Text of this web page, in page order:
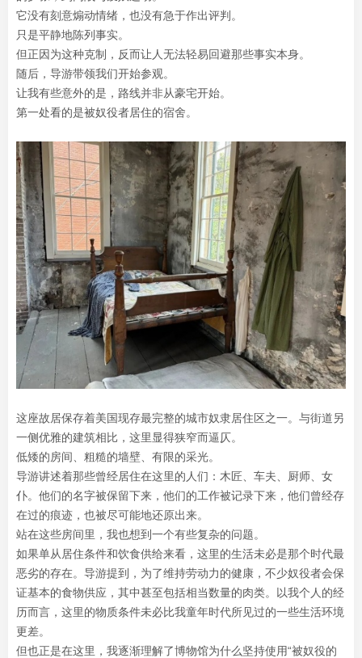
它没有刻意煽动情绪，也没有急于作出评判。
只是平静地陈列事实。
但正因为这种克制，反而让人无法轻易回避那些事实本身。
随后，导游带领我们开始参观。
让我有些意外的是，路线并非从豪宅开始。
第一处看的是被奴役者居住的宿舍。
这座故居保存着美国现存最完整的城市奴隶居住区之一。与街道另
一侧优雅的建筑相比，这里显得狭窄而逼仄。
低矮的房间、粗糙的墙壁、有限的采光。
导游讲述着那些曾经居住在这里的人们：木匠、车夫、厨师、女
仆。他们的名字被保留下来，他们的工作被记录下来，他们曾经存
在过的痕迹，也被尽可能地还原出来。
站在这些房间里，我也想到一个有些复杂的问题。
如果单从居住条件和饮食供给来看，这里的生活未必是那个时代最
恶劣的存在。导游提到，为了维持劳动力的健康，不少奴役者会保
证基本的食物供应，其中甚至包括相当数量的肉类。以我个人的经
历而言，这里的物质条件未必比我童年时代所见过的一些生活环境
更差。
但也正是在这里，我逐渐理解了博物馆为什么坚持使用“被奴役的